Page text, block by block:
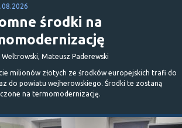
środki na
Mateusz Paderewski
milionów złotych ze środków europejskich trafi do
do powiatu wejherowskiego. Środki te zostaną
na termomodernizację.